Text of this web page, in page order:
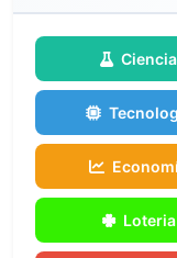
Ciencia
Loteria